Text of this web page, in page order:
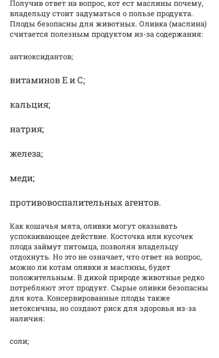
Получив ответ на вопрос, кот ест маслины почему,
владельцу стоит задуматься о пользе продукта.
Плоды безопасны для животных. Оливка (маслина)
считается полезным продуктом из-за содержания:
антиоксидантов;
витаминов Е и С;
кальция;
натрия;
железа;
меди;
противовоспалительных агентов.
Как кошачья мята, оливки могут оказывать
успокаивающее действие. Косточка или кусочек
плода займут питомца, позволяя владельцу
отдохнуть. Но это не означает, что ответ на вопрос,
можно ли котам оливки и маслины, будет
положительным. В дикой природе животные редко
потребляют этот продукт. Сырые оливки безопасны
для кота. Консервированные плоды также
нетоксичны, но создают риск для здоровья из-за
наличия:
соли;